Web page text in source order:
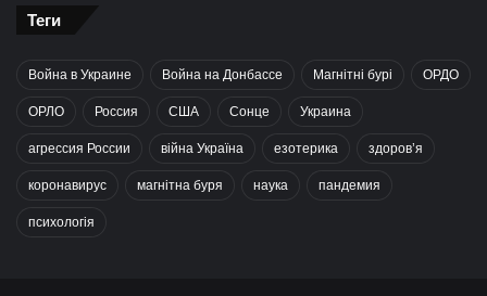
Теги
Война в Украине Война на Донбассе Магнітні бурі ОРДО
ОРЛО Россия США Сонце Украина
агрессия России війна Україна езотерика здоров’я
коронавирус магнітна буря наука пандемия
психологія